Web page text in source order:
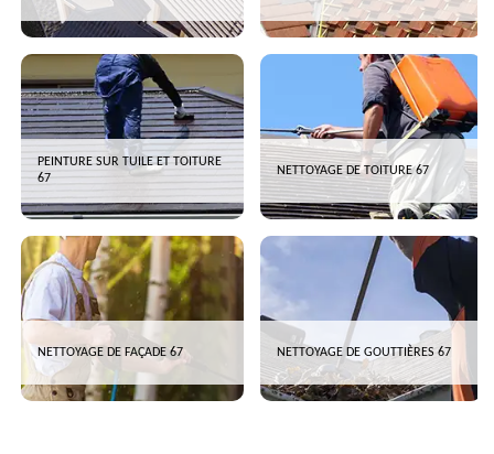
PEINTURE SUR TUILE ET TOITURE
67
NETTOYAGE DE TOITURE 67
NETTOYAGE DE FAÇADE 67 NETTOYAGE DE GOUTTIÈRES 67